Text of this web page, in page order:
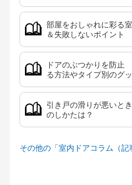
部屋をおしゃれに彩る
＆失敗しないポイント
ドアのぶつかりを防止
る方法やタイプ別のグ
引き戸の滑りが悪いと
のしかたは？
その他の「室内ドアコラム（記